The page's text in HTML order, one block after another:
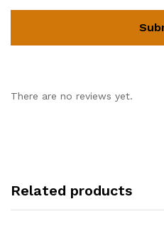
There are no reviews yet.
Related products